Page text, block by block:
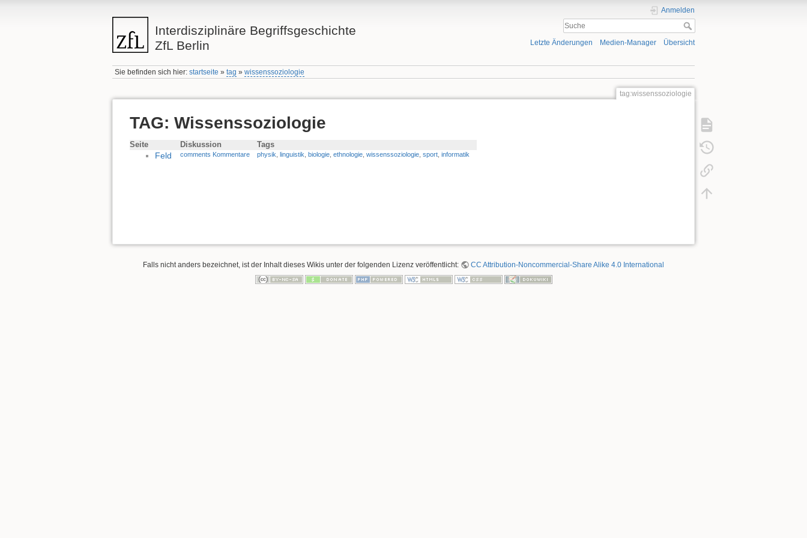
Interdisziplinäre Begriffsgeschichte
ZfL Berlin
Anmelden
Letzte Änderungen Medien-Manager Übersicht
Sie befinden sich hier:startseite »tag »wissenssoziologie
tag:wissenssoziologie
TAG: Wissenssoziologie
Seite Diskussion Tags
Feld comments Kommentare physik linguistik biologie ethnologie wissenssoziologie sport informatik
Falls nicht anders bezeichnet, ist der Inhalt dieses Wikis unter der folgenden Lizenz veröffentlicht: CC Attribution-Noncommercial-Share Alike 4.0 International